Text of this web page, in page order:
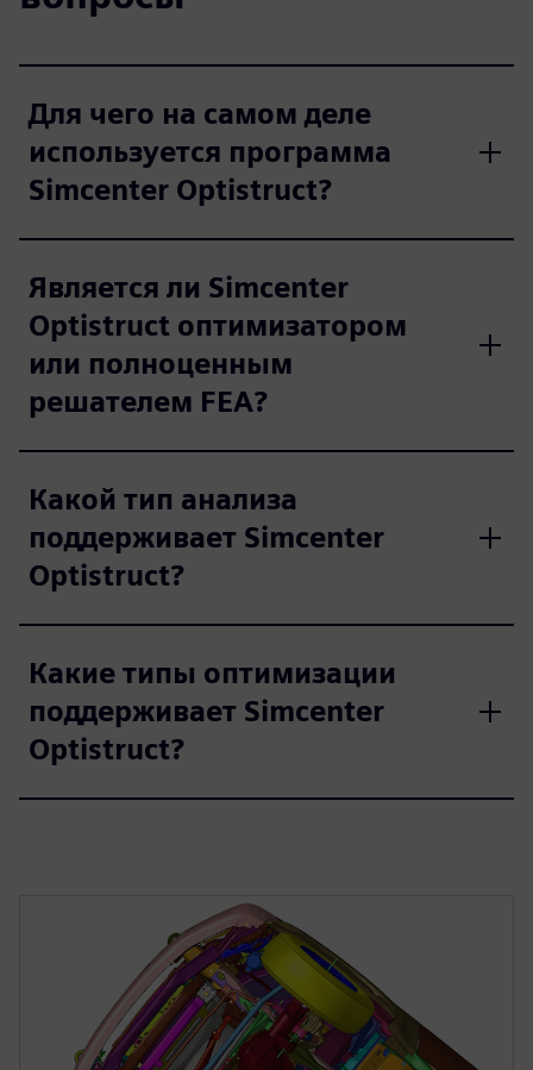
Для чего на самом деле
используется программа
Simcenter Optistruct?
Является ли Simcenter
Optistruct оптимизатором
или полноценным
решателем FEA?
Какой тип анализа
поддерживает Simcenter
Optistruct?
Какие типы оптимизации
поддерживает Simcenter
Optistruct?